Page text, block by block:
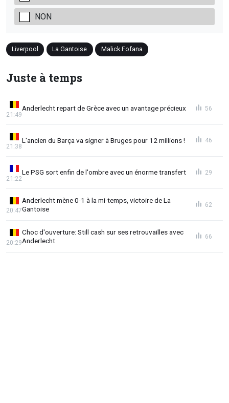
NON
Liverpool La Gantoise Malick Fofana
Juste à temps
Anderlecht repart de Grèce avec un avantage précieux
21:49
56
L'ancien du Barça va signer à Bruges pour 12 millions !
21:38
46
Le PSG sort enfin de l'ombre avec un énorme transfert
21:22
29
Anderlecht mène 0-1 à la mi-temps, victoire de La
Gantoise
20:47
62
Choc d'ouverture: Still cash sur ses retrouvailles avec
Anderlecht
20:29
66